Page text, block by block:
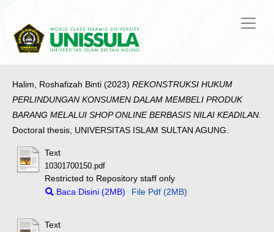
Halim, Roshafizah Binti (2023) REKONSTRUKSI HUKUM
PERLINDUNGAN KONSUMEN DALAM MEMBELI PRODUK
BARANG MELALUI SHOP ONLINE BERBASIS NILAI KEADILAN.
Doctoral thesis, UNIVERSITAS ISLAM SULTAN AGUNG.
Text
10301700150.pdf
Restricted to Repository staff only
Baca Disini (2MB)
File Pdf (2MB)
Text